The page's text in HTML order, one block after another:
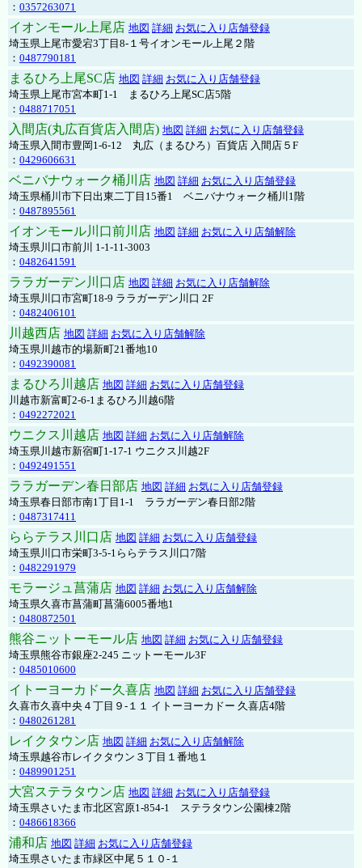
： 0357263071
イオンモール上尾店 地図 詳細 お気に入り店舗登録
埼玉県上尾市愛宕3丁目8-１号イオンモール上尾２階
： 0487790181
まるひろ上尾SC店 地図 詳細 お気に入り店舗登録
埼玉県上尾市宮本町1-1 まるひろ上尾SC店5階
： 0488717051
入間店(丸広百貨店入間店) 地図 詳細 お気に入り店舗登録
埼玉県入間市豊岡1-6-12 丸広（まるひろ）百貨店 入間店５F
： 0429606631
ベニバナウォーク桶川店 地図 詳細 お気に入り店舗登録
埼玉県桶川市下日出東二丁目15番1 ベニバナウォーク桶川1階
： 0487895561
イオンモール川口前川店 地図 詳細 お気に入り店舗解除
埼玉県川口市前川 1-1-11-3003
： 0482641591
ララガーデン川口店 地図 詳細 お気に入り店舗解除
埼玉県川口市宮町18-9 ララガーデン川口 2F
： 0482406101
川越西店 地図 詳細 お気に入り店舗解除
埼玉県川越市的場新町21番地10
： 0492390081
まるひろ川越店 地図 詳細 お気に入り店舗登録
川越市新富町2-6-1まるひろ川越6階
： 0492272021
ウニクス川越店 地図 詳細 お気に入り店舗解除
埼玉県川越市新宿町1-17-1 ウニクス川越2F
： 0492491551
ララガーデン春日部店 地図 詳細 お気に入り店舗登録
埼玉県春日部市南1丁目1-1 ララガーデン春日部2階
： 0487317411
ららテラス川口店 地図 詳細 お気に入り店舗登録
埼玉県川口市栄町3-5-1ららテラス川口7階
： 0482291979
モラージュ菖蒲店 地図 詳細 お気に入り店舗解除
埼玉県久喜市菖蒲町菖蒲6005番地1
： 0480872501
熊谷ニットーモール店 地図 詳細 お気に入り店舗登録
埼玉県熊谷市銀座2-245 ニットーモール3F
： 0485010600
イトーヨーカドー久喜店 地図 詳細 お気に入り店舗登録
久喜市久喜中央４丁目９-１１ イトーヨーカドー 久喜店4階
： 0480261281
レイクタウン店 地図 詳細 お気に入り店舗解除
埼玉県越谷市レイクタウン３丁目１番地１
： 0489901251
大宮ステラタウン店 地図 詳細 お気に入り店舗登録
埼玉県さいたま市北区宮原1-854-1 ステラタウン公園棟2階
： 0486618366
浦和店 地図 詳細 お気に入り店舗登録
埼玉県さいたま市緑区中尾５１０-１